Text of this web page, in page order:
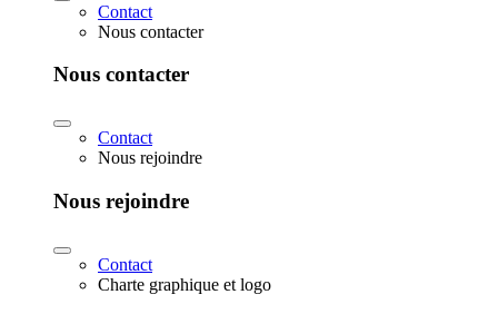
Contact
Nous contacter
Nous contacter
Contact
Nous rejoindre
Nous rejoindre
Contact
Charte graphique et logo